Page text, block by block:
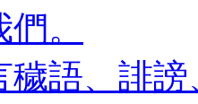
。
穢語、誹